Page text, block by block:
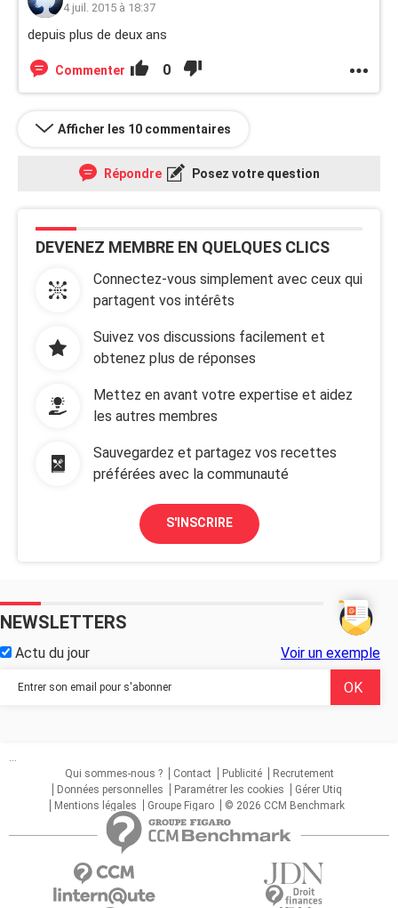
4 juil. 2015 à 18:37
depuis plus de deux ans
Commenter 0
Afficher les 10 commentaires
Répondre Posez votre question
DEVENEZ MEMBRE EN QUELQUES CLICS
Connectez-vous simplement avec ceux qui
partagent vos intérêts
Suivez vos discussions facilement et
obtenez plus de réponses
Mettez en avant votre expertise et aidez
les autres membres
Sauvegardez et partagez vos recettes
préférées avec la communauté
S'INSCRIRE
NEWSLETTERS
Actu du jour Voir un exemple
...
Qui sommes-nous ?
Contact Publicité
Recrutement
Données personnelles
Paramétrer les cookies
Gérer Utiq
Mentions légales
Groupe Figaro © 2026 CCM Benchmark